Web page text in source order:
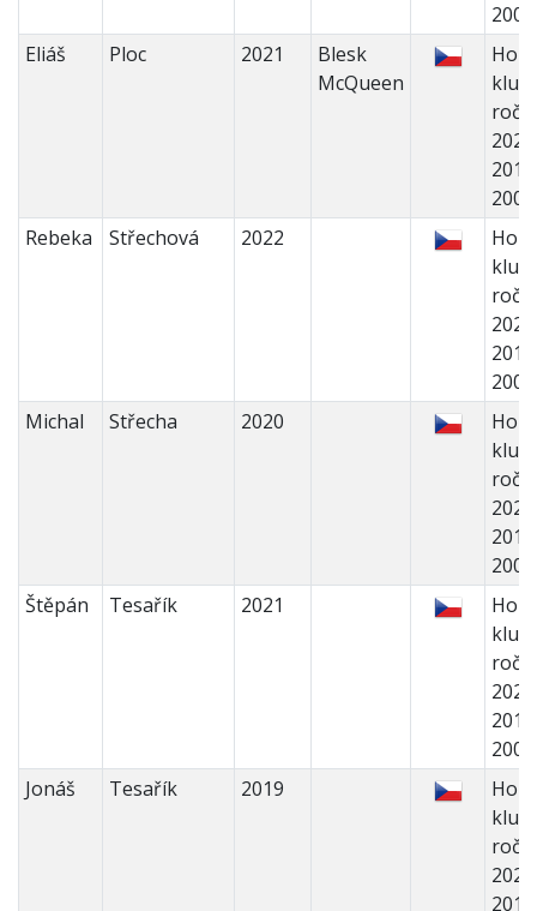
Eliáš
Ploc 2021
Blesk
McQueen
kluci
Rebeka
Střechová 2022
kluci
Michal
Střecha 2020
kluci
Štěpán
Tesařík 2021
kluci
Jonáš
Tesařík 2019
kluci